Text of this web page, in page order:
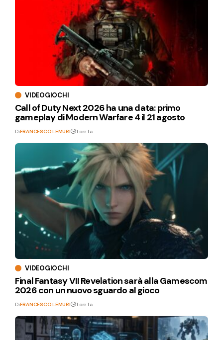
VIDEOGIOCHI
Call of Duty Next 2026 ha una data: primo
gameplay di Modern Warfare 4 il 21 agosto
DiFRANCESCO LEMURI 11 ore fa
VIDEOGIOCHI
Final Fantasy VII Revelation sarà alla Gamescom
2026 con un nuovo sguardo al gioco
DiFRANCESCO LEMURI 11 ore fa